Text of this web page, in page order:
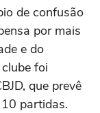
de confusão
por mais
e do
foi
que prevê
partidas.